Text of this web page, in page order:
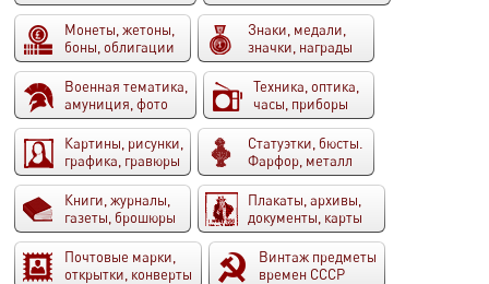
Монеты, жетоны,
боны, облигации
Знаки, медали,
значки, награды
Военная тематика,
амуниция, фото
Техника, оптика,
часы, приборы
Картины, рисунки,
графика, гравюры
Статуэтки, бюсты.
Фарфор, металл
Книги, журналы,
газеты, брошюры
Плакаты, архивы,
документы, карты
Почтовые марки,
открытки, конверты
Винтаж предметы
времен СССР